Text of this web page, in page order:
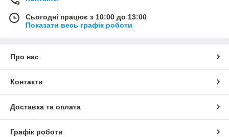
Сьогодні працює з 10:00 до 13:00
Показати весь графік роботи
Про нас
Контакти
Доставка та оплата
Графік роботи